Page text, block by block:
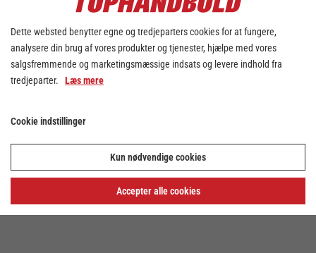
Dette websted benytter egne og tredjeparters cookies for at fungere,
analysere din brug af vores produkter og tjenester, hjælpe med vores
salgsfremmende og marketingsmæssige indsats og levere indhold fra
tredjeparter. Læs mere
Cookie indstillinger
Kun nødvendige cookies
Accepter alle cookies